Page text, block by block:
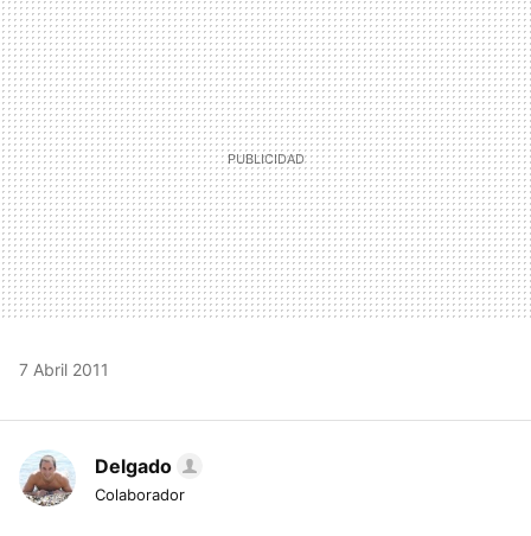
MAIL
7 Abril 2011
Delgado
Colaborador